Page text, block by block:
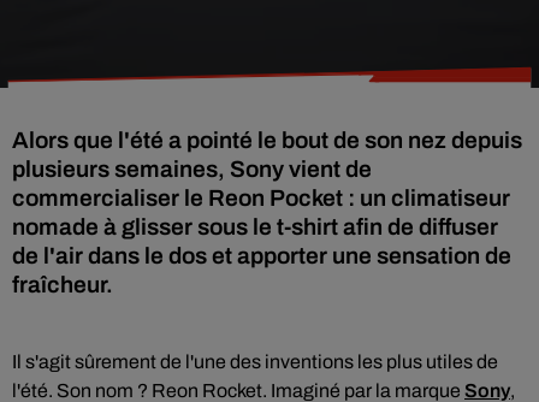
Alors que l'été a pointé le bout de son nez depuis
plusieurs semaines, Sony vient de
commercialiser le Reon Pocket : un climatiseur
nomade à glisser sous le t-shirt afin de diffuser
de l'air dans le dos et apporter une sensation de
fraîcheur.
Il s'agit sûrement de l'une des inventions les plus utiles de
l'été. Son nom ? Reon Rocket. Imaginé par la marque Sony,